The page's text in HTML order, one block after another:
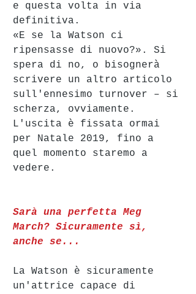
e questa volta in via
definitiva.
«E se la Watson ci
ripensasse di nuovo?». Si
spera di no, o bisognerà
scrivere un altro articolo
sull'ennesimo turnover – si
scherza, ovviamente.
L'uscita è fissata ormai
per Natale 2019, fino a
quel momento staremo a
vedere.
Sarà una perfetta Meg
March? Sicuramente sì,
anche se...
La Watson è sicuramente
un'attrice capace di